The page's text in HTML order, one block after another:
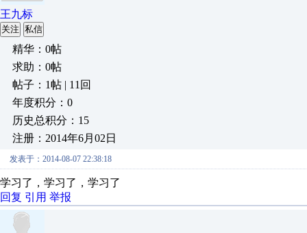
王九标
关注 私信
精华：0帖
求助：0帖
帖子：1帖 | 11回
年度积分：0
历史总积分：15
注册：2014年6月02日
发表于：2014-08-07 22:38:18
学习了，学习了，学习了
回复 引用 举报